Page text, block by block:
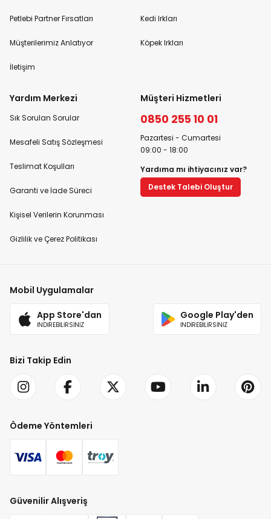
Petlebi Partner Fırsatları
Müşterilerimiz Anlatıyor
İletişim
Kedi Irkları
Köpek Irkları
Yardım Merkezi
Sık Sorulan Sorular
Mesafeli Satış Sözleşmesi
Teslimat Koşulları
Garanti ve İade Süreci
Kişisel Verilerin Korunması
Gizlilik ve Çerez Politikası
Müşteri Hizmetleri
0850 255 10 01
Pazartesi - Cumartesi
09:00 - 18:00
Yardıma mı ihtiyacınız var?
Destek Talebi Oluştur
Mobil Uygulamalar
App Store'dan
İNDİREBİLİRSİNİZ
Google Play'den
İNDİREBİLİRSİNİZ
Bizi Takip Edin
Ödeme Yöntemleri
Güvenilir Alışveriş